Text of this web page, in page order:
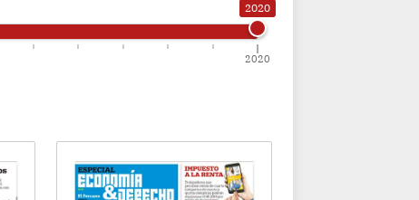
2020
2020